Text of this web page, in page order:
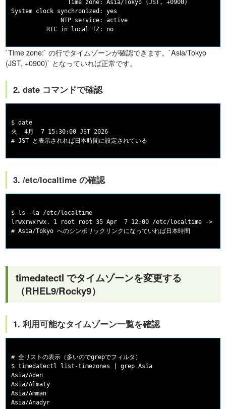
                Time zone: Asia/Tokyo (JST, +0900)
System clock synchronized: yes
              NTP service: active
`Time zone:` の行でタイムゾーンが確認できます。`Asia/Tokyo
(JST, +0900)` となっていれば正常です。
2. date コマンドで確認
$ date
火  4月  7 15:30:00 JST 2026
3. /etc/localtime の確認
$ ls -la /etc/localtime
lrwxrwxrwx. 1 root root 35 Apr  7 12:00 /etc/localtime -> ../
timedatectl でタイムゾーンを変更する
（RHEL9/Rocky9）
1. 利用可能なタイムゾーン一覧を確認
# 全リストの表示（多いのでgrepでフィルタ）
$ timedatectl list-timezones | grep Asia
Asia/Aden
Asia/Almaty
Asia/Amman
Asia/Anadyr